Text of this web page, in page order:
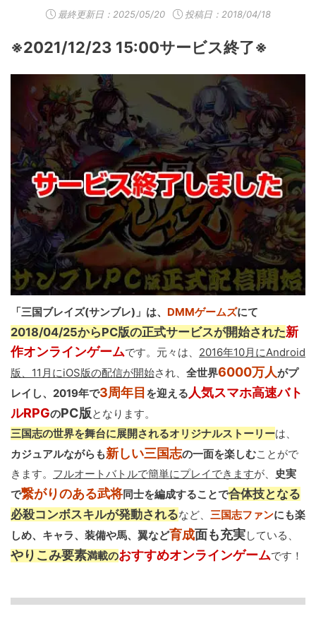
最終更新日： 2025/05/20 投稿日：2018/04/18
※2021/12/23 15:00サービス終了※
「三国ブレイズ(サンブレ)」は、 DMMゲームズにて
2018/04/25からPC版の正式サービスが開始された新
作オンラインゲームです。元々は、 2016年10月にAndroid
版、11月にiOS版の配信が開始され、 全世界6000万人がプ
レイし、2019年で3周年目 を迎える 人気スマホ高速バト
ルRPGのPC版となります。
三国志の世界を舞台に展開されるオリジナルストーリーは、
カジュアルながらも新しい三国志の一面を楽しむことがで
きます。 フルオートバトルで簡単にプレイできますが、
史実
で繋がりのある武将同士を編成することで合体技となる
必殺コンボスキルが発動されるなど、 三国志ファンにも楽
しめ、キャラ、装備や馬、翼など育成面も充実している、
やりこみ要素満載のおすすめオンラインゲームです！